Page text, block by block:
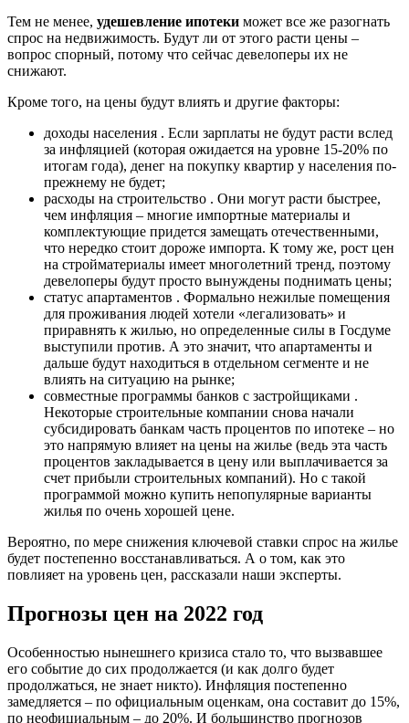
Тем не менее, удешевление ипотеки может все же разогнать
спрос на недвижимость. Будут ли от этого расти цены –
вопрос спорный, потому что сейчас девелоперы их не
снижают.
Кроме того, на цены будут влиять и другие факторы:
доходы населения . Если зарплаты не будут расти вслед
за инфляцией (которая ожидается на уровне 15-20% по
итогам года), денег на покупку квартир у населения по-
прежнему не будет;
расходы на строительство . Они могут расти быстрее,
чем инфляция – многие импортные материалы и
комплектующие придется замещать отечественными,
что нередко стоит дороже импорта. К тому же, рост цен
на стройматериалы имеет многолетний тренд, поэтому
девелоперы будут просто вынуждены поднимать цены;
статус апартаментов . Формально нежилые помещения
для проживания людей хотели «легализовать» и
приравнять к жилью, но определенные силы в Госдуме
выступили против. А это значит, что апартаменты и
дальше будут находиться в отдельном сегменте и не
влиять на ситуацию на рынке;
совместные программы банков с застройщиками .
Некоторые строительные компании снова начали
субсидировать банкам часть процентов по ипотеке – но
это напрямую влияет на цены на жилье (ведь эта часть
процентов закладывается в цену или выплачивается за
счет прибыли строительных компаний). Но с такой
программой можно купить непопулярные варианты
жилья по очень хорошей цене.
Вероятно, по мере снижения ключевой ставки спрос на жилье
будет постепенно восстанавливаться. А о том, как это
повлияет на уровень цен, рассказали наши эксперты.
Прогнозы цен на 2022 год
Особенностью нынешнего кризиса стало то, что вызвавшее
его событие до сих продолжается (и как долго будет
продолжаться, не знает никто). Инфляция постепенно
замедляется – по официальным оценкам, она составит до 15%,
по неофициальным – до 20%. И большинство прогнозов